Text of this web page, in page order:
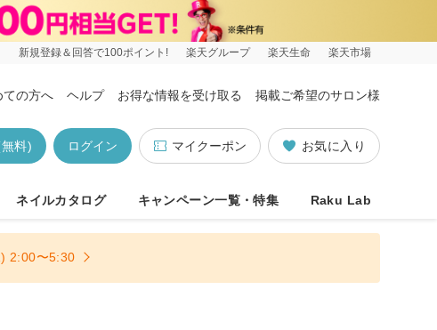
新規登録＆回答で100ポイント! 楽天グループ 楽天生命 楽天市場
ての方へ ヘルプ お得な情報を受け取る 掲載ご希望のサロン様
お気に入り
マイクーポン
ログイン
料)
ネイルカタログ キャンペーン一覧・特集 Raku Lab
2:00〜5:30